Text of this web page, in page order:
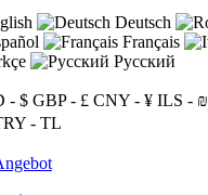
Deutsch
Français
Русский
- $ GBP - £ CNY - ¥ ILS - ₪
- TL